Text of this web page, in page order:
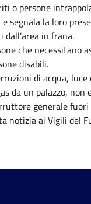
o persone
segnala la loro
in frana.
che necessitano
disabili.
di acqua,
da un palazzo,
generale fuori
notizia ai Vigili del